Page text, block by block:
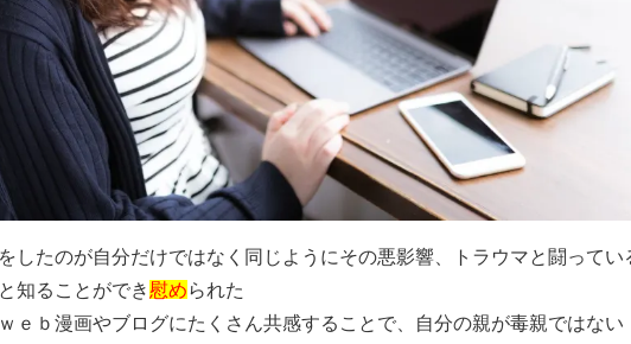
したのが自分だけではなく同じようにその悪影響、トラウマと闘ってい
知ることができ慰められた
ｅｂ漫画やブログにたくさん共感することで、自分の親が毒親ではない